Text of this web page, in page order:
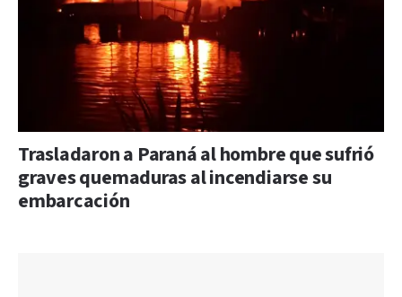
Trasladaron a Paraná al hombre que sufrió
graves quemaduras al incendiarse su
embarcación